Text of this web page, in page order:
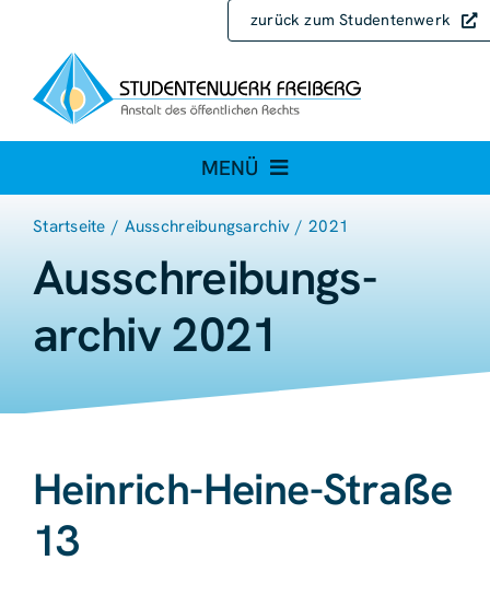
springen
zurück zum Studentenwerk
MENÜ
Ausschreibungen
Ausschreibungsarchiv
Startseite Ausschreibungsarchiv 2021
Ausschreibungs­
archiv 2021
Heinrich-Heine-Straße
13